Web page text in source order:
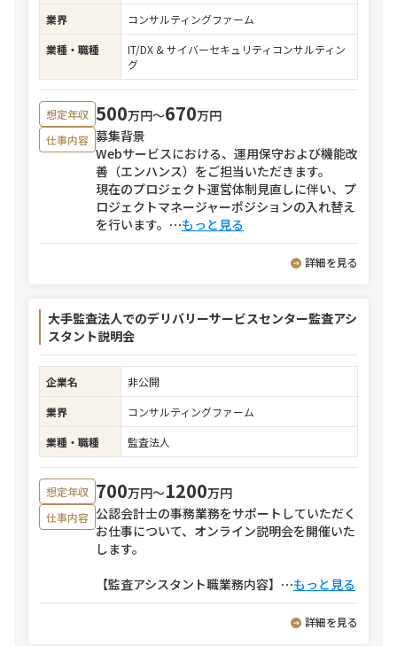
業界
コンサルティングファーム
業種・職種
IT/DX & サイバーセキュリティコンサルティン
グ
想定年収 500万円〜670万円
仕事内容 募集背景
Webサービスにおける、運用保守および機能改
善（エンハンス）をご担当いただきます。
現在のプロジェクト運営体制見直しに伴い、プ
ロジェクトマネージャーポジションの入れ替え
を行います。 ⋯もっと見る
詳細を見る
大手監査法人でのデリバリーサービスセンター監査アシ
スタント説明会
企業名
非公開
業界
コンサルティングファーム
業種・職種
監査法人
想定年収 700万円〜1200万円
仕事内容 公認会計士の事務業務をサポートしていただく
お仕事について、オンライン説明会を開催いた
します。
【監査アシスタント職業務内容】 ⋯もっと見る
詳細を見る